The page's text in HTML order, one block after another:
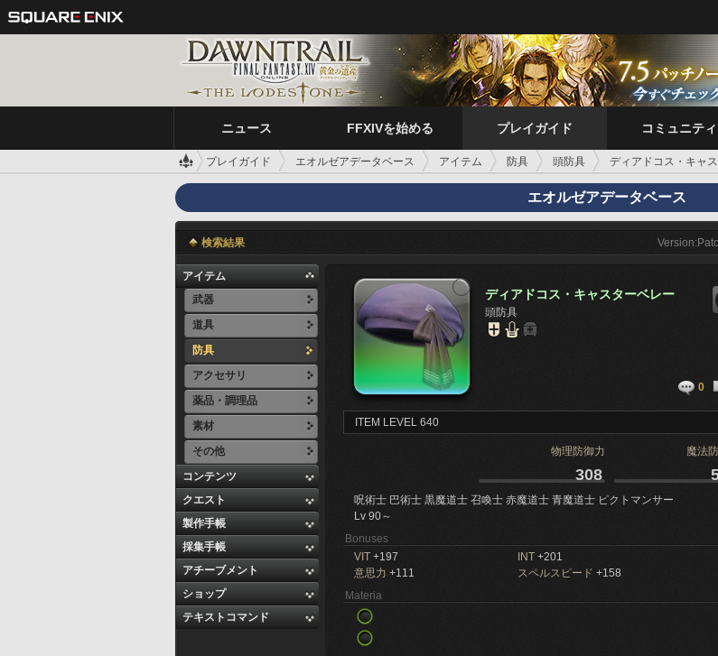
ニュース FFXIVを始める プレイガイド コミュニティ
プレイガイド エオルゼアデータベース アイテム 防具 頭防具 ディアドコス・キャ
エオルゼアデータベース
検索結果
アイテム
武器
道具
防具
アクセサリ
薬品・調理品
素材
その他
コンテンツ
クエスト
製作手帳
採集手帳
アチーブメント
ショップ
テキストコマンド
ディアドコス・キャスターベレー
頭防具
0
ITEM LEVEL 640
物理防御力 魔法
308
呪術士 巴術士 黒魔道士 召喚士 赤魔道士 青魔道士 ピクトマンサー
Lv 90～
Bonuses
VIT +197 INT +201
意思力 +111 スペルスピード +158
Materia